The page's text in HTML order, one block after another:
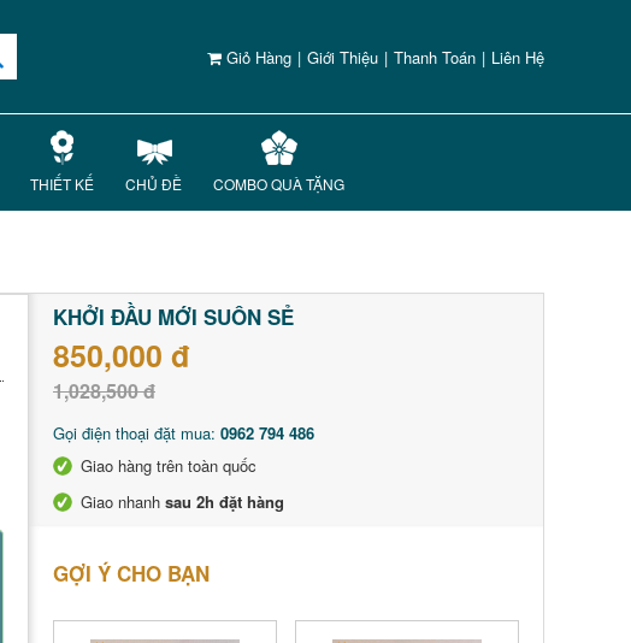
Giỏ Hàng | Giới Thiệu | Thanh Toán | Liên Hệ
THIẾT KẾ CHỦ ĐỀ COMBO QUÀ TẶNG
KHỞI ĐẦU MỚI SUÔN SẺ
850,000 đ
1,028,500 đ
Gọi điện thoại đặt mua: 0962 794 486
Giao hàng trên toàn quốc
Giao nhanh sau 2h đặt hàng
GỢI Ý CHO BẠN